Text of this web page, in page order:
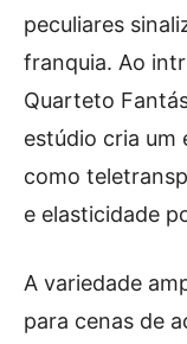
peculiares
franquia. Ao
Quarteto
estúdio cria um
como
e elasticidade
A variedade
para cenas de